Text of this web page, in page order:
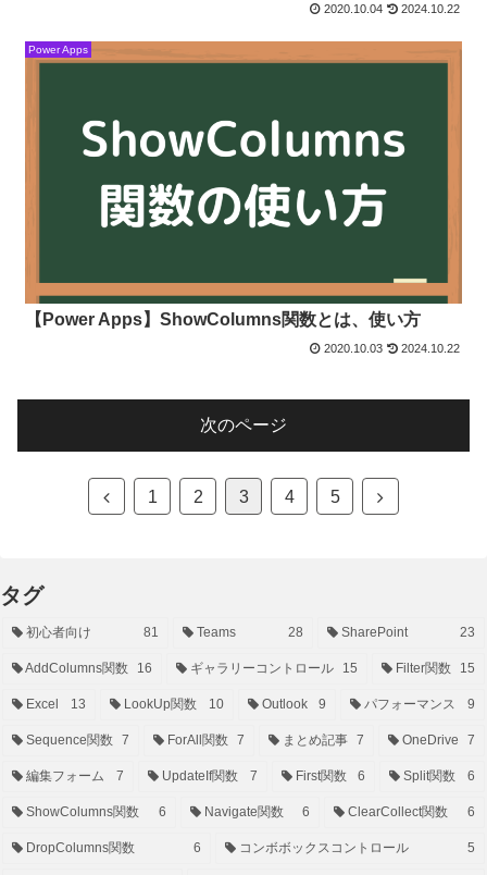
2020.10.04 2024.10.22
Power Apps
【Power Apps】ShowColumns関数とは、使い方
2020.10.03 2024.10.22
次のページ
前
1 2 3 4 5
次
タグ
初心者向け 81 Teams 28 SharePoint 23
AddColumns関数 16 ギャラリーコントロール 15 Filter関数 15
Excel 13 LookUp関数 10 Outlook 9 パフォーマンス 9
Sequence関数 7 ForAll関数 7 まとめ記事 7 OneDrive 7
編集フォーム 7 UpdateIf関数 7 First関数 6 Split関数 6
ShowColumns関数 6 Navigate関数 6 ClearCollect関数 6
DropColumns関数 6 コンボボックスコントロール 5